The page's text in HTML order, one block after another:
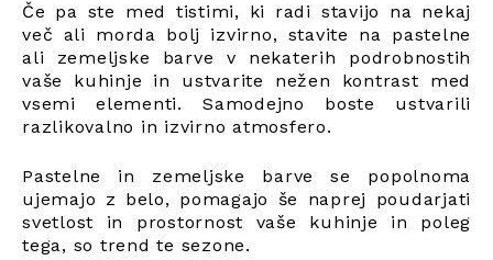
Če pa ste med tistimi, ki radi stavijo na nekaj
več ali morda bolj izvirno, stavite na pastelne
ali zemeljske barve v nekaterih podrobnostih
vaše kuhinje in ustvarite nežen kontrast med
vsemi elementi. Samodejno boste ustvarili
razlikovalno in izvirno atmosfero.
Pastelne in zemeljske barve se popolnoma
ujemajo z belo, pomagajo še naprej poudarjati
svetlost in prostornost vaše kuhinje in poleg
tega, so trend te sezone.